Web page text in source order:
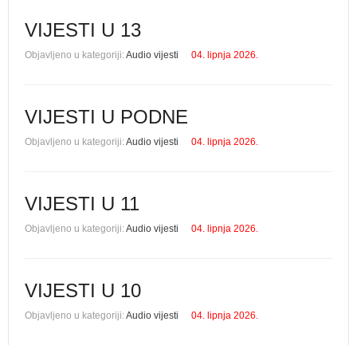
VIJESTI U 13
Objavljeno u kategoriji:Audio vijesti 04. lipnja 2026.
VIJESTI U PODNE
Objavljeno u kategoriji:Audio vijesti 04. lipnja 2026.
VIJESTI U 11
Objavljeno u kategoriji:Audio vijesti 04. lipnja 2026.
VIJESTI U 10
Objavljeno u kategoriji:Audio vijesti 04. lipnja 2026.